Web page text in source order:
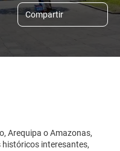
Compartir
Arequipa o Amazonas,
históricos interesantes,